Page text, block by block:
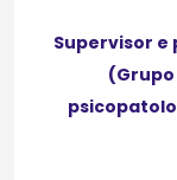
Supervisor e